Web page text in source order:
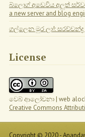
බ්ලොග් අඩෙවිය අලුත්
a new server and blog
ගල්ලෙන මුර ලා!:
License
වෙබ් ආලෝචනා | web
Creative Commons